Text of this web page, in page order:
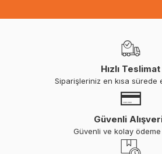
Hızlı Teslimat
Siparişleriniz en kısa sürede
Güvenli
Güvenli ve kolay